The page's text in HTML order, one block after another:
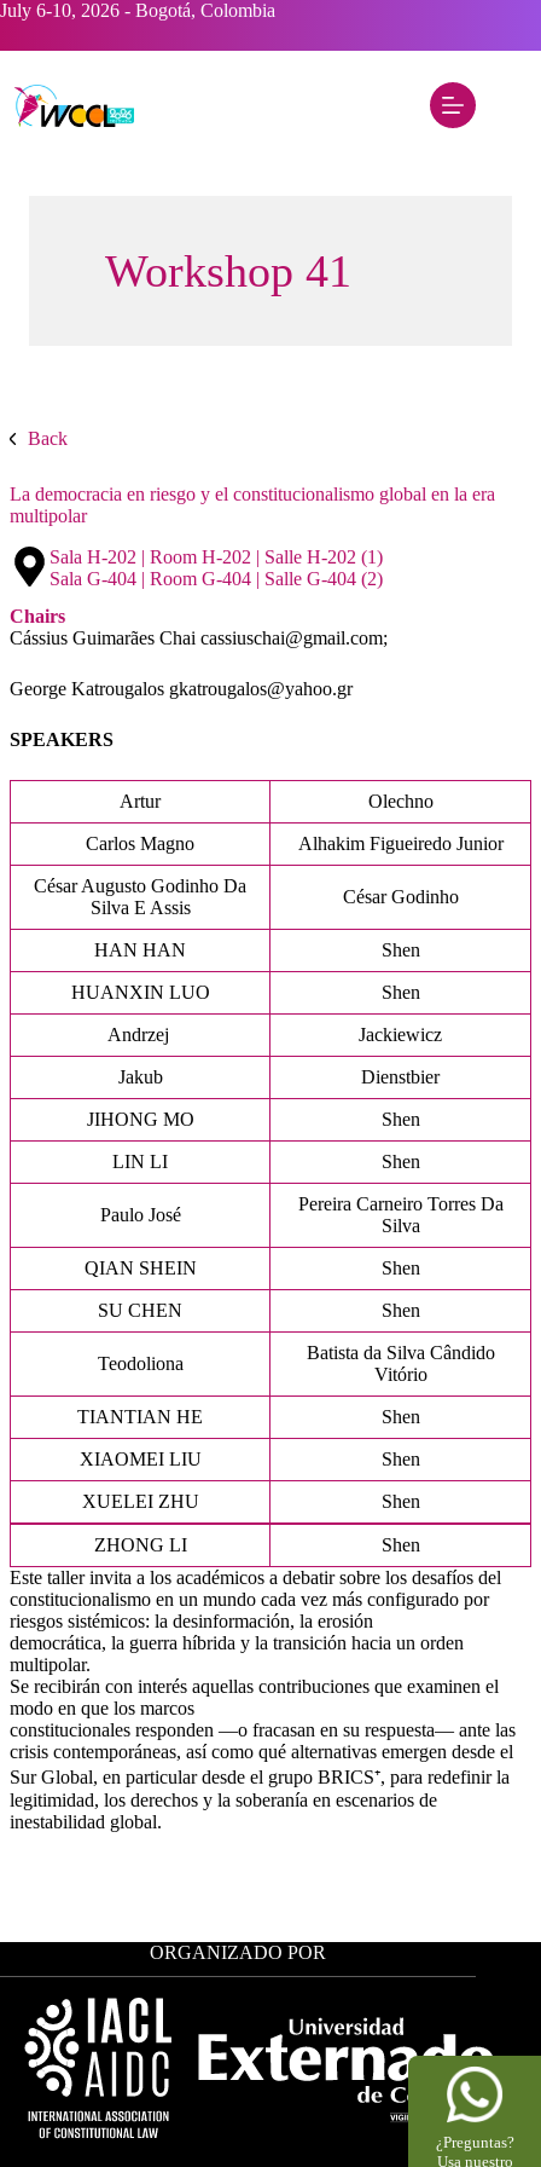
Saltar
contenido
July 6-10, 2026 - Bogotá, Colombia
Workshop 41
Back
La democracia en riesgo y el constitucionalismo global en la era
multipolar
Sala H-202 | Room H-202 | Salle H-202 (1)
Sala G-404 | Room G-404 | Salle G-404 (2)
Chairs
Cássius Guimarães Chai cassiuschai@gmail.com;
George Katrougalos gkatrougalos@yahoo.gr
SPEAKERS
Artur Olechno
Carlos Magno Alhakim Figueiredo Junior
César Augusto Godinho Da
Silva E Assis
César Godinho
HAN HAN Shen
HUANXIN LUO Shen
Andrzej Jackiewicz
Jakub Dienstbier
JIHONG MO Shen
LIN LI Shen
Paulo José
Pereira Carneiro Torres Da
Silva
QIAN SHEIN Shen
SU CHEN Shen
Teodoliona
Batista da Silva Cândido
Vitório
TIANTIAN HE Shen
XIAOMEI LIU Shen
XUELEI ZHU Shen
ZHONG LI
Shen
Este taller invita a los académicos a debatir sobre los desafíos del
constitucionalismo en un mundo cada vez más configurado por
riesgos sistémicos: la desinformación, la erosión
democrática, la guerra híbrida y la transición hacia un orden
multipolar.
Se recibirán con interés aquellas contribuciones que examinen el
modo en que los marcos
constitucionales responden —o fracasan en su respuesta— ante las
crisis contemporáneas, así como qué alternativas emergen desde el
Sur Global, en particular desde el grupo BRICS⁺, para redefinir la
legitimidad, los derechos y la soberanía en escenarios de
inestabilidad global.
ORGANIZADO POR
¿Preguntas?
Usa nuestro